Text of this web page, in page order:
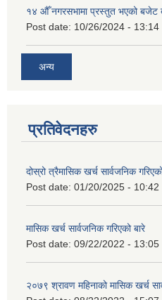
१४ औँ नगरसभामा प्रस्तुत भएको बजेट
Post date: 10/26/2024 - 13:14
अन्य
प्रतिवेदनहरु
दोस्रो त्रैमासिक खर्च सार्वजनिक
Post date: 01/20/2025 - 10:42
मासिक खर्च सार्वजनिक गरिएको बारे
Post date: 09/22/2022 - 13:05
२०७९ श्रावण महिनाको मासिक खर्च